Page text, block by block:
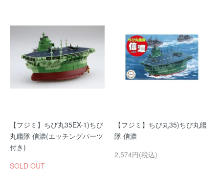
【フジミ】ちび丸35EX-1)ちび
丸艦隊 信濃(エッチングパーツ
付き)
SOLD OUT
【フジミ】ちび丸35)ちび丸艦
隊 信濃
2,574円(税込)